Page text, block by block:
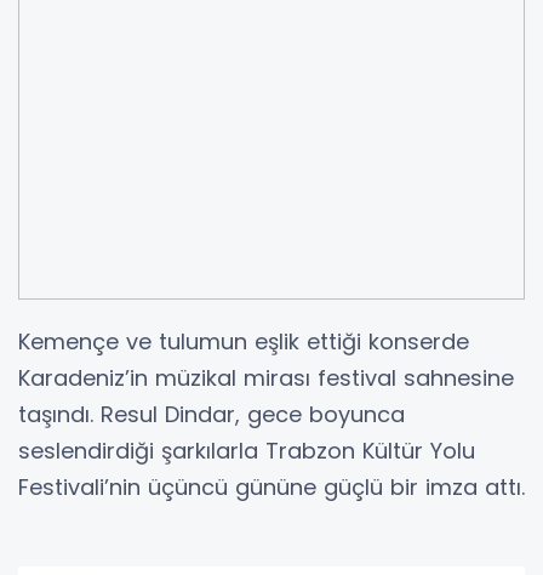
Kemençe ve tulumun eşlik ettiği konserde
Karadeniz’in müzikal mirası festival sahnesine
taşındı. Resul Dindar, gece boyunca
seslendirdiği şarkılarla Trabzon Kültür Yolu
Festivali’nin üçüncü gününe güçlü bir imza attı.